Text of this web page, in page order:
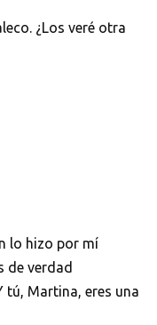
¿Los veré otra
lo hizo por mí
de verdad
tú, Martina, eres una